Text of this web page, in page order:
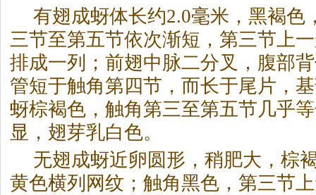
有翅成蚜体长约2.0毫米，黑褐色
三节至第五节依次渐短，第三节上
排成一列；前翅中脉二分叉，腹部
管短于触角第四节，而长于尾片，
蚜棕褐色，触角第三至第五节几乎
显，翅芽乳白色。
无翅成蚜近卵圆形，稍肥大，棕
黄色横列网纹；触角黑色，第三节